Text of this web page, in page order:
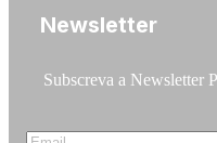
Newsletter
Subscreva a Newsletter